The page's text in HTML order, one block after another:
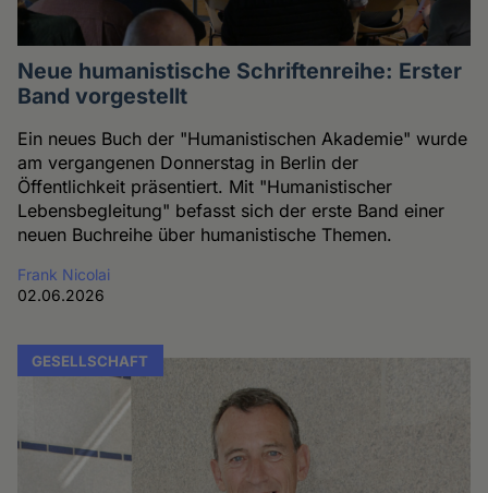
Neue humanistische Schriftenreihe: Erster
Band vorgestellt
Ein neues Buch der "Humanistischen Akademie" wurde
am vergangenen Donnerstag in Berlin der
Öffentlichkeit präsentiert. Mit "Humanistischer
Lebensbegleitung" befasst sich der erste Band einer
neuen Buchreihe über humanistische Themen.
Frank Nicolai
02.06.2026
GESELLSCHAFT